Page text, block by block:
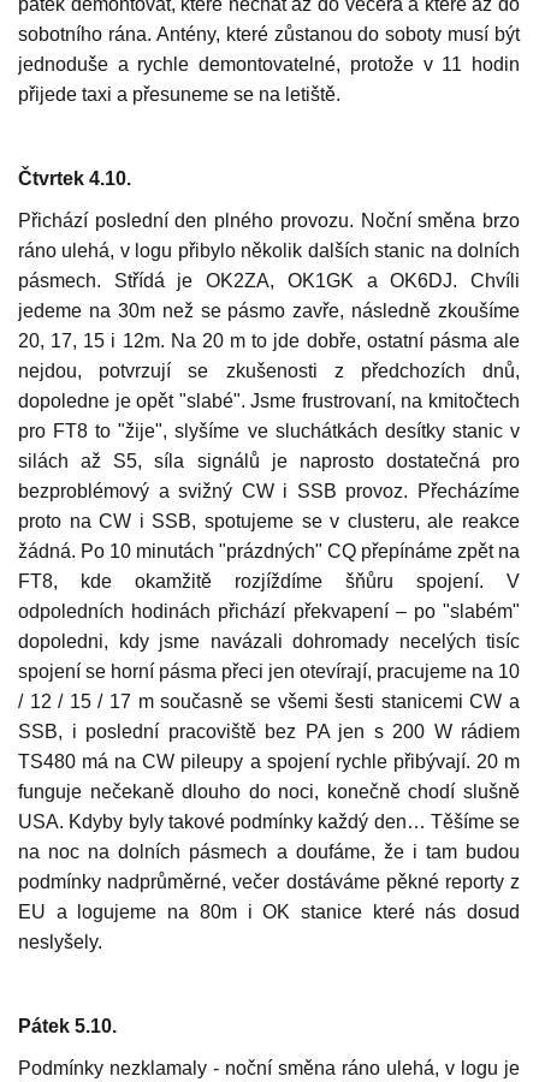
sobotního rána. Antény, které zůstanou do soboty musí být
jednoduše a rychle demontovatelné, protože v 11 hodin
přijede taxi a přesuneme se na letiště.
Čtvrtek 4.10.
Přichází poslední den plného provozu. Noční směna brzo
ráno ulehá, v logu přibylo několik dalších stanic na dolních
pásmech. Střídá je OK2ZA, OK1GK a OK6DJ. Chvíli
jedeme na 30m než se pásmo zavře, následně zkoušíme
20, 17, 15 i 12m. Na 20 m to jde dobře, ostatní pásma ale
nejdou, potvrzují se zkušenosti z předchozích dnů,
dopoledne je opět "slabé". Jsme frustrovaní, na kmitočtech
pro FT8 to "žije", slyšíme ve sluchátkách desítky stanic v
silách až S5, síla signálů je naprosto dostatečná pro
bezproblémový a svižný CW i SSB provoz. Přecházíme
proto na CW i SSB, spotujeme se v clusteru, ale reakce
žádná. Po 10 minutách "prázdných" CQ přepínáme zpět na
FT8, kde okamžitě rozjíždíme šňůru spojení. V
odpoledních hodinách přichází překvapení – po "slabém"
dopoledni, kdy jsme navázali dohromady necelých tisíc
spojení se horní pásma přeci jen otevírají, pracujeme na 10
/ 12 / 15 / 17 m současně se všemi šesti stanicemi CW a
SSB, i poslední pracoviště bez PA jen s 200 W rádiem
TS480 má na CW pileupy a spojení rychle přibývají. 20 m
funguje nečekaně dlouho do noci, konečně chodí slušně
USA. Kdyby byly takové podmínky každý den… Těšíme se
na noc na dolních pásmech a doufáme, že i tam budou
podmínky nadprůměrné, večer dostáváme pěkné reporty z
EU a logujeme na 80m i OK stanice které nás dosud
neslyšely.
Pátek 5.10.
Podmínky nezklamaly - noční směna ráno ulehá, v logu je